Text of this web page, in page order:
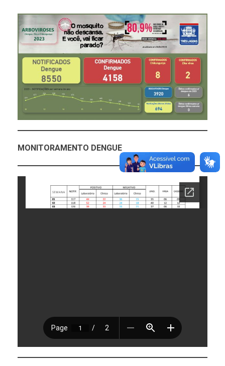
MONITORAMENTO DENGUE